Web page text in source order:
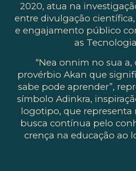
2020, atua na
entre divulgação
e engajamento público
as
“Nea onnim no sua a,
provérbio Akan que
sabe pode aprender”,
símbolo Adinkra,
logotipo, que representa
busca contínua pelo
crença na educação ao